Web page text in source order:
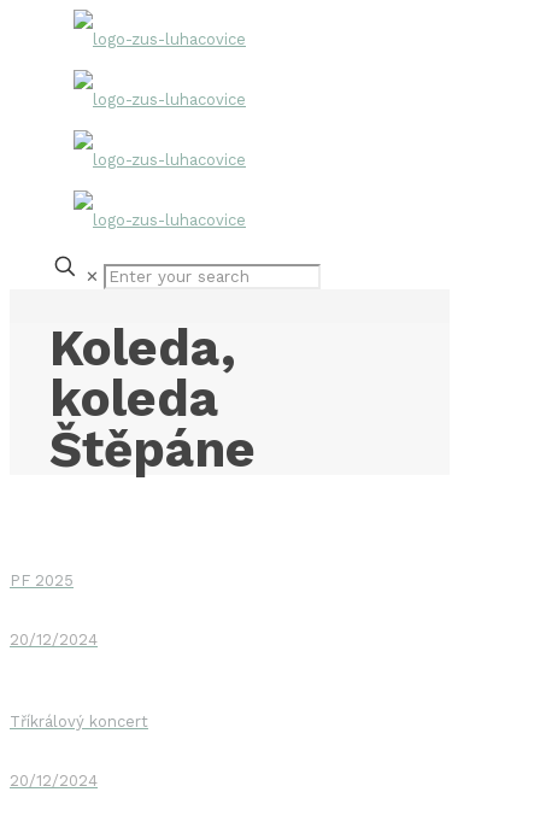
✕
Koleda,
koleda
Štěpáne
PF 2025
20/12/2024
Tříkrálový koncert
20/12/2024